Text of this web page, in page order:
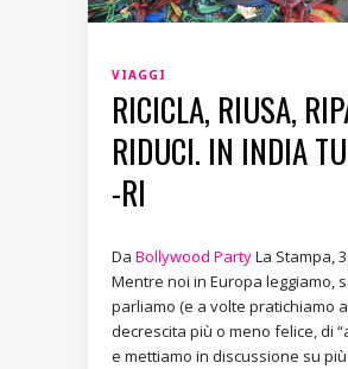
VIAGGI
RICICLA, RIUSA,
RIDUCI. IN INDIA
-RI
Da Bollywood PartyLa Stampa,
Mentre noi in Europa leggiamo,
parliamo (e a volte pratichiamo
decrescita più o meno felice, di
e mettiamo in discussione su